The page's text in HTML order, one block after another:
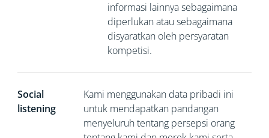
informasi lainnya sebagaimana
diperlukan atau sebagaimana
disyaratkan oleh persyaratan
kompetisi.
Social
listening
Kami menggunakan data pribadi ini
untuk mendapatkan pandangan
menyeluruh tentang persepsi orang